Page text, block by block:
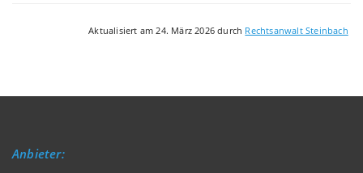
Aktualisiert am 24. März 2026 durch Rechtsanwalt Steinbach
Anbieter: